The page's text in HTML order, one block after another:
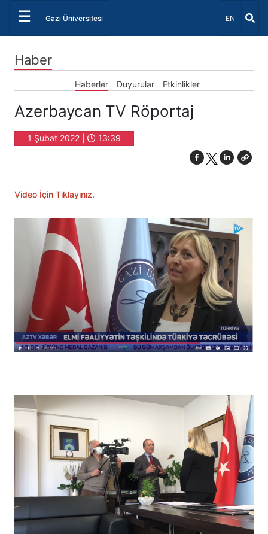
☰ Gazi Üniversitesi Dil Seçiniz
EN
Haber
Haberler Duyurular Etkinlikler
Azerbaycan TV Röportaj
1 Şubat 2022 | 13:39
Video İçin Tıklayınız.